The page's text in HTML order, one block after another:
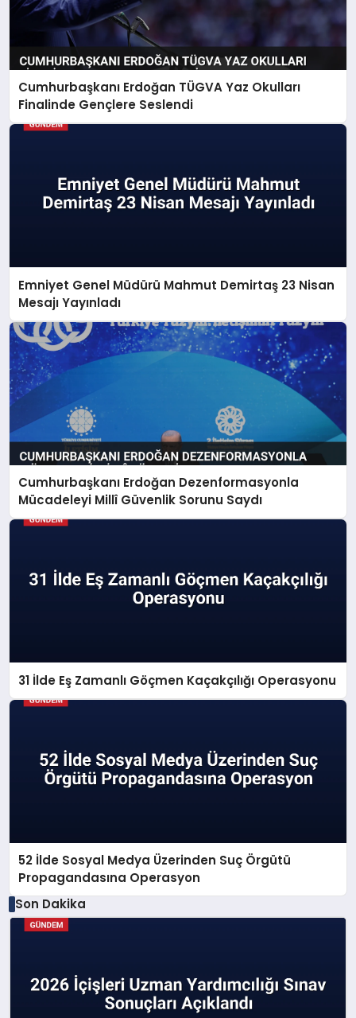
Cumhurbaşkanı Erdoğan TÜGVA Yaz Okulları
Finalinde Gençlere Seslendi
Emniyet Genel Müdürü Mahmut Demirtaş 23 Nisan
Mesajı Yayınladı
Cumhurbaşkanı Erdoğan Dezenformasyonla
Mücadeleyi Millî Güvenlik Sorunu Saydı
31 İlde Eş Zamanlı Göçmen Kaçakçılığı Operasyonu
52 İlde Sosyal Medya Üzerinden Suç Örgütü
Propagandasına Operasyon
Son Dakika